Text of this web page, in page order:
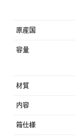
原産国
容量
材質
内容
箱仕様